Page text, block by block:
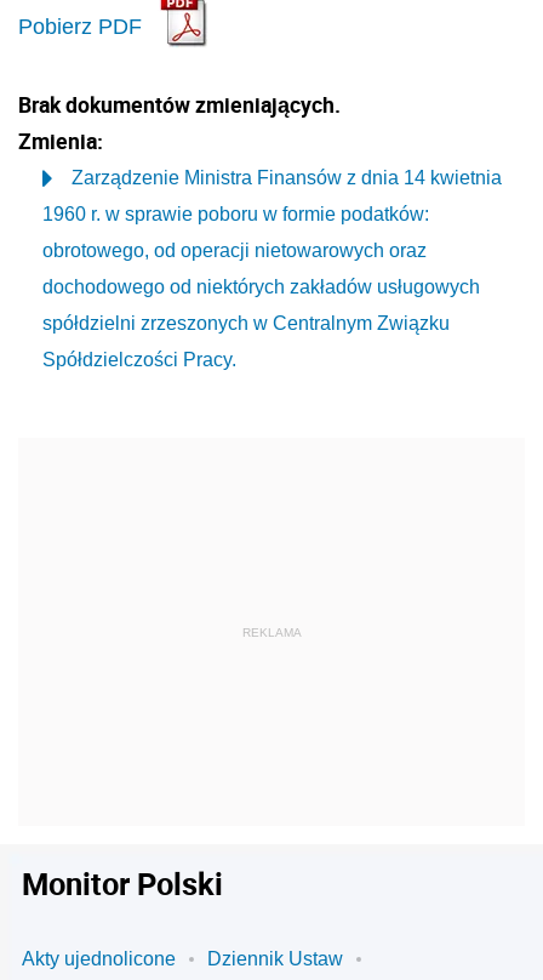
Pobierz PDF
Brak dokumentów zmieniających.
Zmienia:
Zarządzenie Ministra Finansów z dnia 14 kwietnia
1960 r. w sprawie poboru w formie podatków:
obrotowego, od operacji nietowarowych oraz
dochodowego od niektórych zakładów usługowych
spółdzielni zrzeszonych w Centralnym Związku
Spółdzielczości Pracy.
Monitor Polski
Akty ujednolicone
Dziennik Ustaw